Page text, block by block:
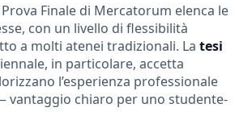
Finale di Mercatorum elenca le
con un livello di flessibilità
a molti atenei tradizionali. La tesi
in particolare, accetta
l’esperienza professionale
vantaggio chiaro per uno studente-